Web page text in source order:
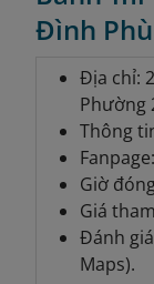
Đình
Địa chỉ:
Phường
Thông
Fanpage:
Giờ
Giá
Đánh
Maps).